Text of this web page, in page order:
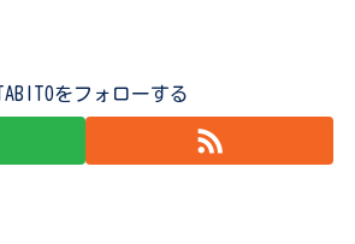
をフォローする